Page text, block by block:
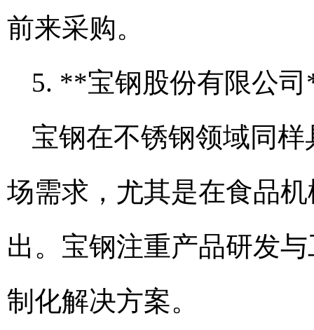
前来采购。
5. **宝钢股份有限公
宝钢在不锈钢领域同
场需求，尤其是在食品
出。宝钢注重产品研发
制化解决方案。